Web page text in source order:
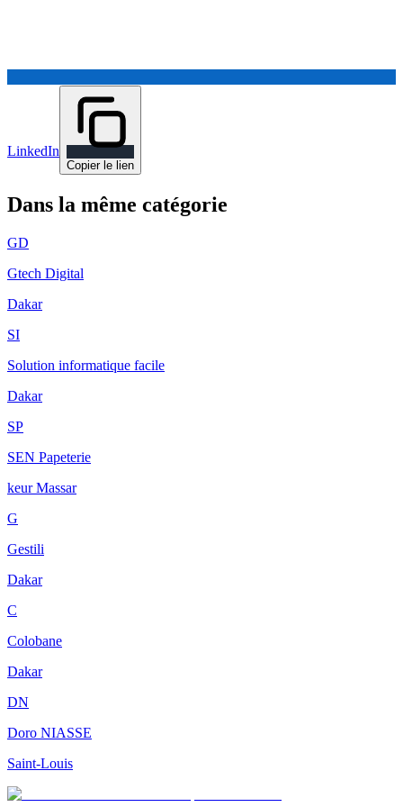
LinkedIn
Copier le lien
Dans la même catégorie
GD
Gtech Digital
Dakar
SI
Solution informatique facile
Dakar
SP
SEN Papeterie
keur Massar
G
Gestili
Dakar
C
Colobane
Dakar
DN
Doro NIASSE
Saint-Louis